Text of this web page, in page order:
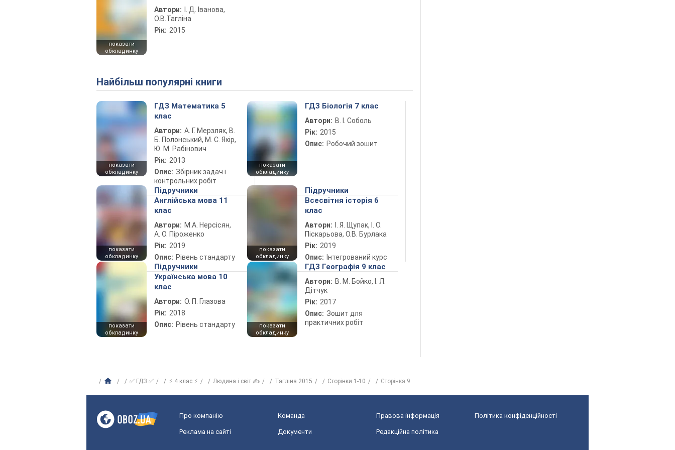
показати
обкладинку
Автори:
І. Д. Іванова,
О.В.Тагліна
Рік: 2015
Найбільш популярні книги
показати
обкладинку
ГДЗ Математика 5
клас
Автори: А. Г. Мерзляк, В.
Б. Полонський, М. С. Якір,
Ю. М. Рабінович
Рік: 2013
Опис: Збірник задач і
контрольних робіт
показати
обкладинку
ГДЗ Біологія 7 клас
Автори: В. І. Соболь
Рік: 2015
Опис: Робочий зошит
показати
обкладинку
Підручники
Англійська мова 11
клас
Автори: М.А. Нерсісян,
А. О. Піроженко
Рік: 2019
Опис: Рівень стандарту
показати
обкладинку
Підручники
Всесвітня історія 6
клас
Автори:
І. Я. Щупак, І. О.
Піскарьова, О.В. Бурлака
Рік: 2019
Опис: Інтегрований курс
показати
обкладинку
Підручники
Українська мова 10
клас
Автори: О. П. Глазова
Рік: 2018
Опис: Рівень стандарту
показати
обкладинку
ГДЗ Географія 9 клас
Автори: В. М. Бойко, І. Л.
Дітчук
Рік: 2017
Опис: Зошит для
практичних робіт
✅ ГДЗ ✅ ⚡ 4 клас ⚡ Людина і світ ✍ Тагліна 2015 Сторінки 1-10 Сторінка 9
Про компанію Команда Правова інформація Політика конфіденційності
Реклама на сайті Документи Редакційна політика